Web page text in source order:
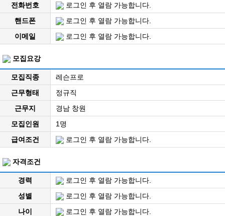
전화번호
로그인 후 열람 가능합니다.
핸드폰
로그인 후 열람 가능합니다.
이메일
로그인 후 열람 가능합니다.
모집요강
모집직종
레슨프로
근무형태
정규직
근무지
경남 창원
모집인원
1명
급여조건
로그인 후 열람 가능합니다.
자격조건
경력
로그인 후 열람 가능합니다.
성별
로그인 후 열람 가능합니다.
나이
로그인 후 열람 가능합니다.